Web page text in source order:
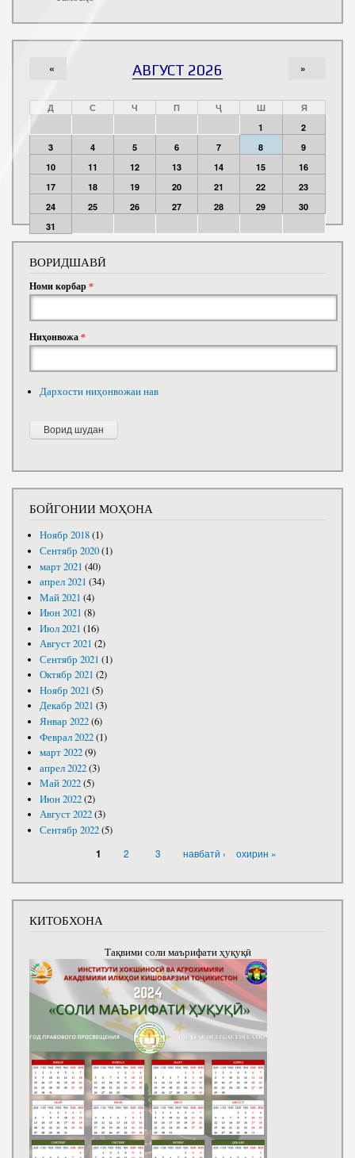
АВГУСТ 2026
« »
Д С Ч П Ҷ Ш
Я
1
2
3
4 5 6 7 8
9
10
11 12 13 14 15
16
17
18 19 20 21 22
23
24
25 26 27 28 29
30
31
ВОРИДШАВӢ
Номи корбар*
Ниҳонвожа*
Дархости ниҳонвожаи нав
БОЙГОНИИ МОҲОНА
Ноябр 2018(1)
Сентябр 2020(1)
март 2021 (40)
апрел 2021 (34)
Май 2021 (4)
Июн 2021 (8)
Июл 2021 (16)
Август 2021 (2)
Сентябр 2021 (1)
Октябр 2021 (2)
Ноябр 2021 (5)
Декабр 2021 (3)
Январ 2022(6)
Феврал 2022(1)
март 2022(9)
апрел 2022(3)
Май 2022(5)
Июн 2022(2)
Август 2022(3)
Сентябр 2022(5)
1 2 3 навбатӣ › охирин »
КИТОБХОНА
Тақвими соли маърифати ҳуқуқӣ